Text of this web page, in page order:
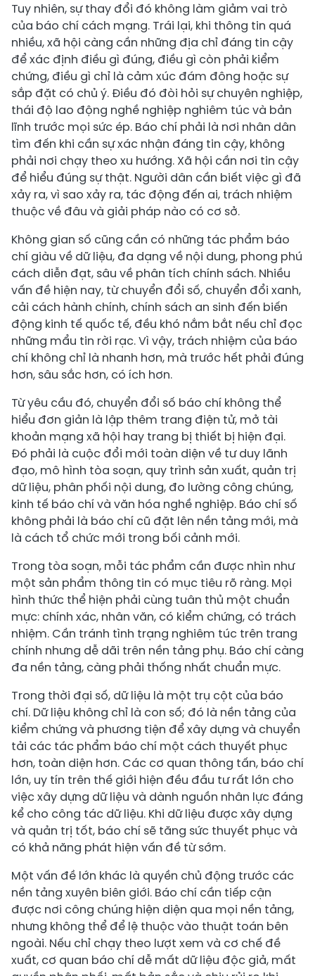
Tuy nhiên, sự thay đổi đó không làm giảm vai trò
của báo chí cách mạng. Trái lại, khi thông tin quá
nhiều, xã hội càng cần những địa chỉ đáng tin cậy
để xác định điều gì đúng, điều gì còn phải kiểm
chứng, điều gì chỉ là cảm xúc đám đông hoặc sự
sắp đặt có chủ ý. Điều đó đòi hỏi sự chuyên nghiệp,
thái độ lao động nghề nghiệp nghiêm túc và bản
lĩnh trước mọi sức ép. Báo chí phải là nơi nhân dân
tìm đến khi cần sự xác nhận đáng tin cậy, không
phải nơi chạy theo xu hướng. Xã hội cần nơi tin cậy
để hiểu đúng sự thật. Người dân cần biết việc gì đã
xảy ra, vì sao xảy ra, tác động đến ai, trách nhiệm
thuộc về đâu và giải pháp nào có cơ sở.
Không gian số cũng cần có những tác phẩm báo
chí giàu về dữ liệu, đa dạng về nội dung, phong phú
cách diễn đạt, sâu về phân tích chính sách. Nhiều
vấn đề hiện nay, từ chuyển đổi số, chuyển đổi xanh,
cải cách hành chính, chính sách an sinh đến biến
động kinh tế quốc tế, đều khó nắm bắt nếu chỉ đọc
những mẩu tin rời rạc. Vì vậy, trách nhiệm của báo
chí không chỉ là nhanh hơn, mà trước hết phải đúng
hơn, sâu sắc hơn, có ích hơn.
Từ yêu cầu đó, chuyển đổi số báo chí không thể
hiểu đơn giản là lập thêm trang điện tử, mở tài
khoản mạng xã hội hay trang bị thiết bị hiện đại.
Đó phải là cuộc đổi mới toàn diện về tư duy lãnh
đạo, mô hình tòa soạn, quy trình sản xuất, quản trị
dữ liệu, phân phối nội dung, đo lường công chúng,
kinh tế báo chí và văn hóa nghề nghiệp. Báo chí số
không phải là báo chí cũ đặt lên nền tảng mới, mà
là cách tổ chức mới trong bối cảnh mới.
Trong tòa soạn, mỗi tác phẩm cần được nhìn như
một sản phẩm thông tin có mục tiêu rõ ràng. Mọi
hình thức thể hiện phải cùng tuân thủ một chuẩn
mực: chính xác, nhân văn, có kiểm chứng, có trách
nhiệm. Cần tránh tình trạng nghiêm túc trên trang
chính nhưng dễ dãi trên nền tảng phụ. Báo chí càng
đa nền tảng, càng phải thống nhất chuẩn mực.
Trong thời đại số, dữ liệu là một trụ cột của báo
chí. Dữ liệu không chỉ là con số; đó là nền tảng của
kiểm chứng và phương tiện để xây dựng và chuyển
tải các tác phẩm báo chí một cách thuyết phục
hơn, toàn diện hơn. Các cơ quan thông tấn, báo chí
lớn, uy tín trên thế giới hiện đều đầu tư rất lớn cho
việc xây dựng dữ liệu và dành nguồn nhân lực đáng
kể cho công tác dữ liệu. Khi dữ liệu được xây dựng
và quản trị tốt, báo chí sẽ tăng sức thuyết phục và
có khả năng phát hiện vấn đề từ sớm.
Một vấn đề lớn khác là quyền chủ động trước các
nền tảng xuyên biên giới. Báo chí cần tiếp cận
được nơi công chúng hiện diện qua mọi nền tảng,
nhưng không thể để lệ thuộc vào thuật toán bên
ngoài. Nếu chỉ chạy theo lượt xem và cơ chế đề
xuất, cơ quan báo chí dễ mất dữ liệu độc giả, mất